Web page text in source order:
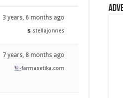
3 years, 6 months ago
stellajonnes
7 years, 8 months ago
farmasetika.com